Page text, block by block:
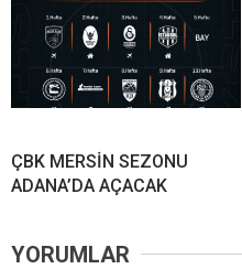
ÇBK MERSİN SEZONU
ADANA’DA AÇACAK
YORUMLAR